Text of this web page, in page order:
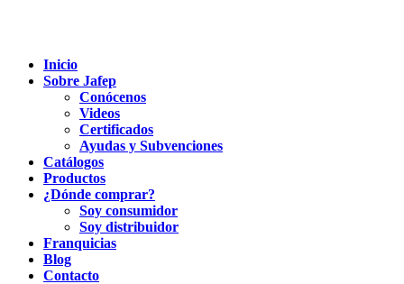
Inicio
Sobre Jafep
Conócenos
Videos
Certificados
Ayudas y Subvenciones
Catálogos
Productos
¿Dónde comprar?
Soy consumidor
Soy distribuidor
Franquicias
Blog
Contacto